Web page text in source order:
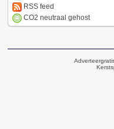
RSS feed
CO2 neutraal gehost